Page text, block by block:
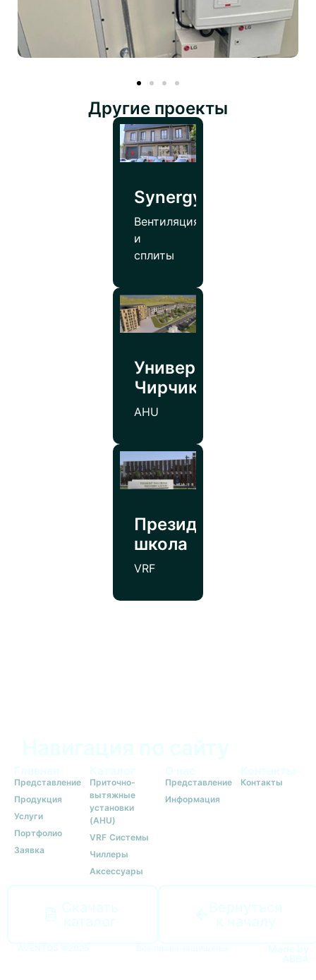
Другие проекты
SynergyPharmco
Вентиляция
и
сплиты
Университет
Чирчик
AHU
Президентская
школа
VRF
Представление
Продукция
Услуги
Портфолио
Заявка
Приточно-
вытяжные
установки
(AHU)
VRF Системы
Чиллеры
Аксессуары
Представление
Информация
Контакты